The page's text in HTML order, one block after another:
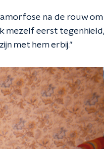
na de rouw
mezelf eerst
met hem erbij."